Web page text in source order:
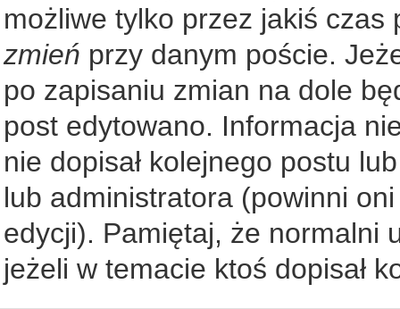
możliwe tylko przez jakiś
zmień przy danym poście.
po zapisaniu zmian na dole
post edytowano. Informacja
nie dopisał kolejnego postu
lub administratora (powinni
edycji). Pamiętaj, że normalni
jeżeli w temacie ktoś dopisał